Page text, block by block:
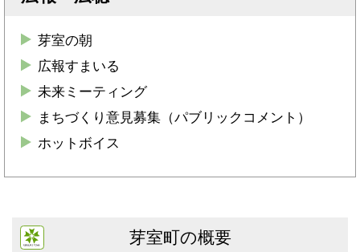
芽室の朝
広報すまいる
未来ミーティング
まちづくり意見募集（パブリックコメント）
ホットボイス
芽室町の概要